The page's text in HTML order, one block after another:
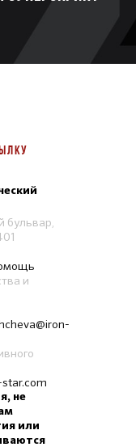
бульвар,
и
не
или